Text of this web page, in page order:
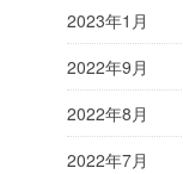
2023年1月
2022年9月
2022年8月
2022年7月